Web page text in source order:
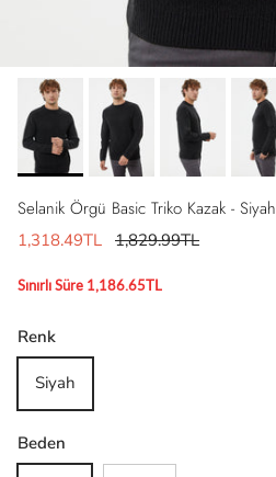
Selanik Örgü Basic Triko Kazak - Siyah
1,318.49TL 1,829.99TL
Sınırlı Süre 1,186.65TL
Renk
Siyah
Beden